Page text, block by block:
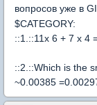
вопросов уже в
$CATEGORY:
::1.::11x 6 + 7 x 4
::2.::Which is the
~0.00385